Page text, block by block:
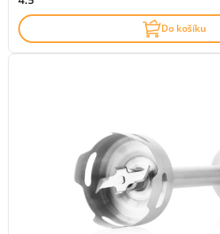
Do košíku